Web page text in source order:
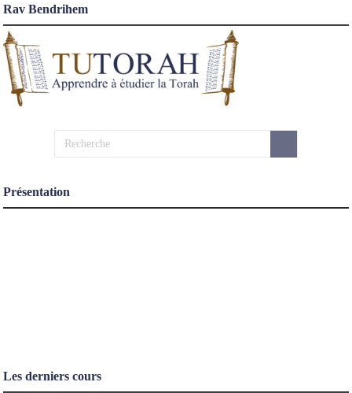
Rav Bendrihem
Présentation
Les derniers cours